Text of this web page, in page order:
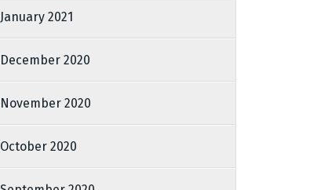
January 2021
December 2020
November 2020
October 2020